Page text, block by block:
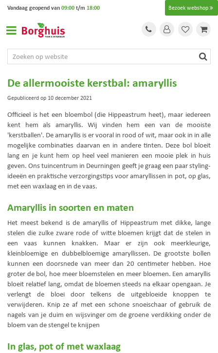
Bezoek webshop
Vandaag geopend van09:00t/m 18:00
De allermooiste kerstbal: amaryllis
Gepubliceerd op 10 december 2021
Officieel is het een bloembol (die Hippeastrum heet), maar iedereen
kent hem als amaryllis. Wij vinden hem een van de mooiste
'kerstballen'. De amaryllis is er vooral in rood of wit, maar ook in in alle
mogelijke combinaties daarvan en in andere tinten. Deze bol bloeit
lang en je kunt hem op heel veel manieren een mooie plek in huis
geven. Ons tuincentrum in Deurningen geeft je graag een paar styling-
ideeën en praktische verzorgingstips voor amaryllissen in pot, op glas,
met een waxlaag en in de vaas.
Amaryllis in soorten en maten
Het meest bekend is de amaryllis of Hippeastrum met dikke, lange
stelen die zulke zware rode of witte bloemen krijgt dat de stelen in
een vaas kunnen knakken. Maar er zijn ook meerkleurige,
kleinbloemige en dubbelbloemige amaryllissen. De grootste bollen
kunnen een doorsnede van meer dan 20 centimeter hebben. Hoe
groter de bol, hoe meer bloemstelen en meer bloemen. Een amaryllis
bloeit relatief lang, omdat de bloemen steeds na elkaar opengaan. Je
verlengt de bloei door telkens de uitgebloeide knoppen te
verwijderen. Knip ze af met een schone snoeischaar of gebruik de
nagels van je duim en wijsvinger om de groene verdikking onder de
bloem van de stengel te knijpen
In glas, pot of met waxlaag